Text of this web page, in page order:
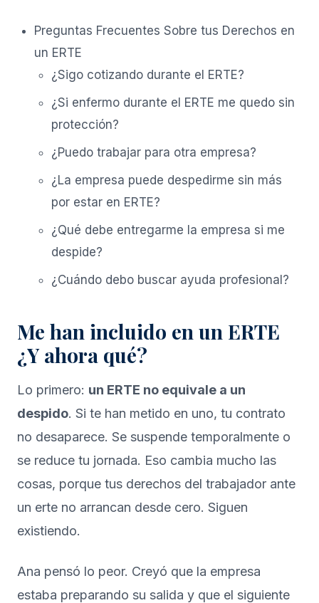
Preguntas Frecuentes Sobre tus Derechos en
un ERTE
¿Sigo cotizando durante el ERTE?
¿Si enfermo durante el ERTE me quedo sin
protección?
¿Puedo trabajar para otra empresa?
¿La empresa puede despedirme sin más
por estar en ERTE?
¿Qué debe entregarme la empresa si me
despide?
¿Cuándo debo buscar ayuda profesional?
Me han incluido en un ERTE
¿Y ahora qué?
Lo primero: un ERTE no equivale a un
despido. Si te han metido en uno, tu contrato
no desaparece. Se suspende temporalmente o
se reduce tu jornada. Eso cambia mucho las
cosas, porque tus derechos del trabajador ante
un erte no arrancan desde cero. Siguen
existiendo.
Ana pensó lo peor. Creyó que la empresa
estaba preparando su salida y que el siguiente